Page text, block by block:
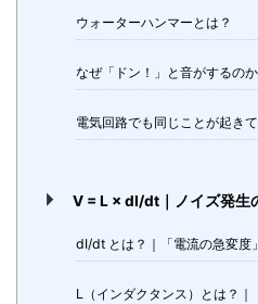
ウォーターハンマーとは？
なぜ「ドン！」と音がするのか
電気回路でも同じことが起きて
V = L × dI/dt｜ノイズ発生
dI/dt とは？｜「電流の急変度」
L（インダクタンス）とは？｜